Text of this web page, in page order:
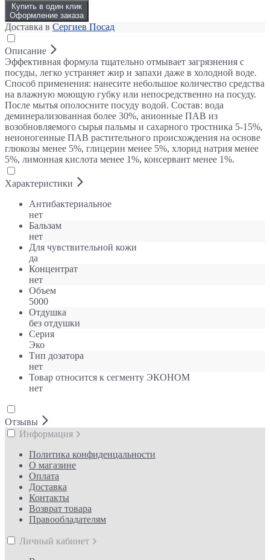
Купить в один клик
Оформление заказа
Доставка в Сергиев Посад
Описание
Эффективная формула тщательно отмывает загрязнения с
посуды, легко устраняет жир и запахи даже в холодной воде.
Способ применения: нанесите небольшое количество средства
на влажную моющую губку или непосредственно на посуду.
После мытья ополосните посуду водой. Состав: вода
деминерализованная более 30%, анионные ПАВ из
возобновляемого сырья пальмы и сахарного тростника 5-15%,
неионогенные ПАВ растительного происхождения на основе
глюкозы менее 5%, глицерин менее 5%, хлорид натрия менее
5%, лимонная кислота менее 1%, консервант менее 1%.
Характеристики
Антибактериальное
нет
Бальзам
нет
Для чувствительной кожи
да
Концентрат
нет
Объем
5000
Отдушка
без отдушки
Серия
Эко
Тип дозатора
нет
Товар относится к сегменту ЭКОНОМ
нет
Отзывы
Информация
Политика конфиденцальности
О магазине
Оплата
Доставка
Контакты
Возврат товара
Правообладателям
Личный кабинет